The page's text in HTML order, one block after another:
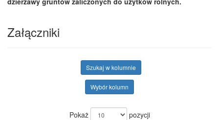
Załączniki
Szukaj w kolumnie
Wybór kolumn
Pokaż
pozycji